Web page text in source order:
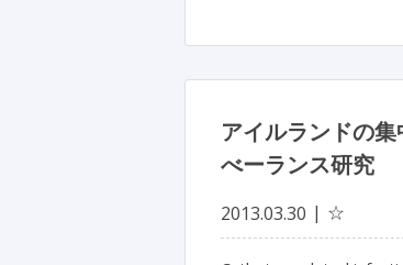
アイルランドの
べーランス研究
2013.03.30 ☆